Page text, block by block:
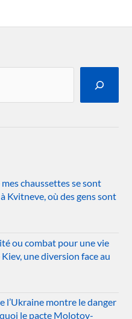
mes chaussettes se sont
Kvitneve, où des gens sont
ou combat pour une vie
une diversion face au
l’Ukraine montre le danger
le pacte Molotov-